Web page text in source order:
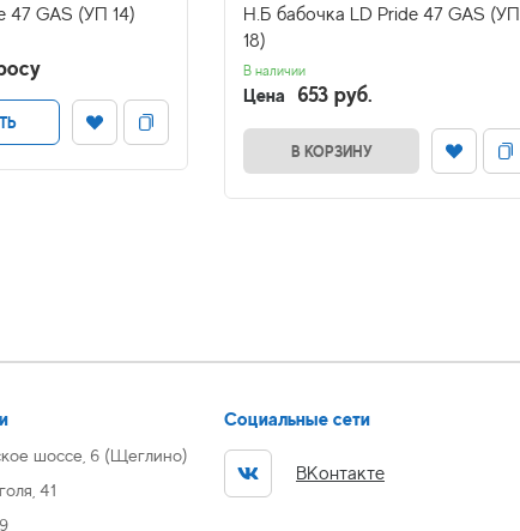
47 GAS (УП 14)
Н.Б бабочка LD Pride 47 GAS (УП
18)
В наличии
Цена 653 руб.
В КОРЗИНУ
шоссе, 6 (Щеглино)
41
Социальные сети
ВКонтакте